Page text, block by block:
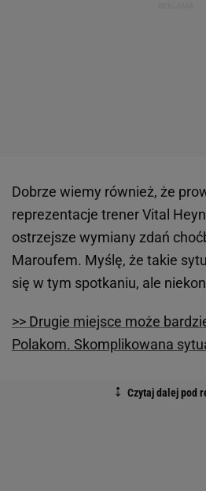
Dobrze wiemy również, że
reprezentacje trener Vital
ostrzejsze wymiany zdań
Maroufem. Myślę, że takie
się w tym spotkaniu, ale
>> Drugie miejsce może
Polakom. Skomplikowana